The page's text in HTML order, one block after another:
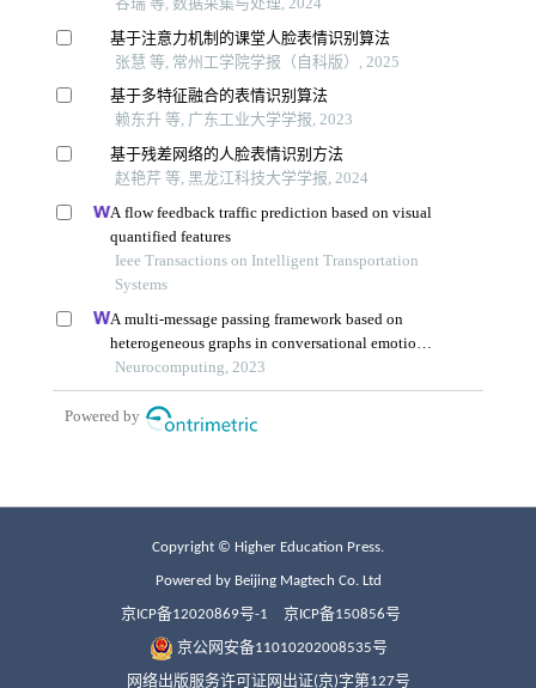
Copyright © Higher Education Press.
Powered by Beijing Magtech Co. Ltd
京ICP备12020869号-1 京ICP备150856号
京公网安备11010202008535号
网络出版服务许可证网出证(京)字第127号